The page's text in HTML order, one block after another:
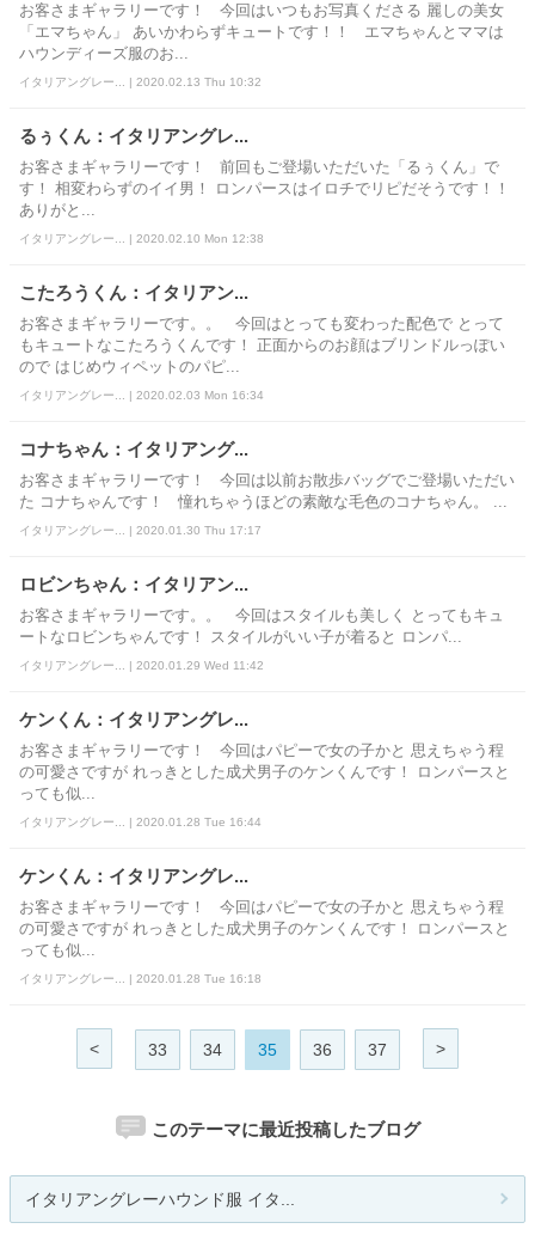
お客さまギャラリーです！ 今回はいつもお写真くださる 麗しの美女
「エマちゃん」 あいかわらずキュートです！！ エマちゃんとママは
ハウンディーズ服のお...
イタリアングレー... | 2020.02.13 Thu 10:32
るぅくん：イタリアングレ...
お客さまギャラリーです！ 前回もご登場いただいた「るぅくん」で
す！ 相変わらずのイイ男！ ロンパースはイロチでリピだそうです！！
ありがと...
イタリアングレー... | 2020.02.10 Mon 12:38
こたろうくん：イタリアン...
お客さまギャラリーです。。 今回はとっても変わった配色で とって
もキュートなこたろうくんです！ 正面からのお顔はブリンドルっぽい
ので はじめウィペットのパピ...
イタリアングレー... | 2020.02.03 Mon 16:34
コナちゃん：イタリアング...
お客さまギャラリーです！ 今回は以前お散歩バッグでご登場いただい
た コナちゃんです！ 憧れちゃうほどの素敵な毛色のコナちゃん。 ...
イタリアングレー... | 2020.01.30 Thu 17:17
ロビンちゃん：イタリアン...
お客さまギャラリーです。。 今回はスタイルも美しく とってもキュ
ートなロビンちゃんです！ スタイルがいい子が着ると ロンパ...
イタリアングレー... | 2020.01.29 Wed 11:42
ケンくん：イタリアングレ...
お客さまギャラリーです！ 今回はパピーで女の子かと 思えちゃう程
の可愛さですが れっきとした成犬男子のケンくんです！ ロンパースと
っても似...
イタリアングレー... | 2020.01.28 Tue 16:44
ケンくん：イタリアングレ...
お客さまギャラリーです！ 今回はパピーで女の子かと 思えちゃう程
の可愛さですが れっきとした成犬男子のケンくんです！ ロンパースと
っても似...
イタリアングレー... | 2020.01.28 Tue 16:18
< 33 34 35 36 37 >
このテーマに最近投稿したブログ
イタリアングレーハウンド服 イタ...